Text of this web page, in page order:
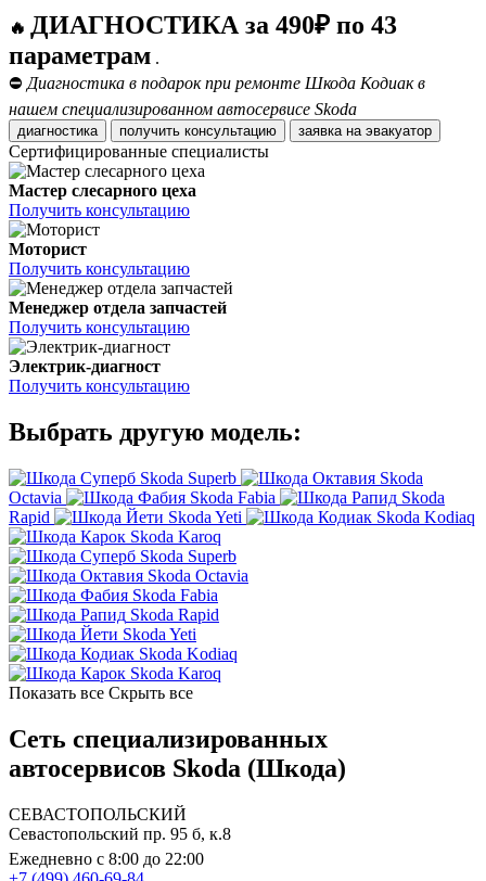
🔥 ДИАГНОСТИКА за 490₽ по 43
параметрам .
⛔ Диагностика в подарок при ремонте Шкода Кодиак в
нашем специализированном автосервисе Skoda
диагностика получить консультацию заявка на эвакуатор
Сертифицированные специалисты
Мастер слесарного цеха
Получить консультацию
Моторист
Получить консультацию
Менеджер отдела запчастей
Получить консультацию
Электрик-диагност
Получить консультацию
Выбрать другую модель:
Skoda Superb
Skoda
Octavia
Skoda Fabia
Skoda
Rapid
Skoda Yeti
Skoda Kodiaq
Skoda Karoq
Skoda Superb
Skoda Octavia
Skoda Fabia
Skoda Rapid
Skoda Yeti
Skoda Kodiaq
Skoda Karoq
Показать все Скрыть все
Сеть специализированных
автосервисов Skoda (Шкода)
СЕВАСТОПОЛЬСКИЙ
Севастопольский пр. 95 б, к.8
Ежедневно с 8:00 до 22:00